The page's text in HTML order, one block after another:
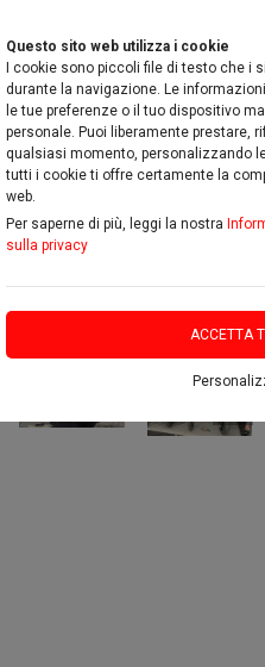
Questo sito web utilizza i cookie
I cookie sono piccoli file di testo che i
durante la navigazione. Le
le tue preferenze o il tuo dispositivo
personale. Puoi liberamente prestare,
qualsiasi momento, personalizzando
tutti i cookie ti offre certamente la
web.
Per saperne di più, leggi la nostra
sulla privacy
ACCETTA
RICAMBI & ACCESSORI